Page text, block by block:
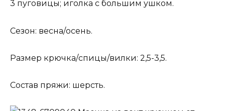
3 пуговицы; иголка с большим ушком.
Сезон: весна/осень.
Размер крючка/спицы/вилки: 2,5-3,5.
Состав пряжи: шерсть.